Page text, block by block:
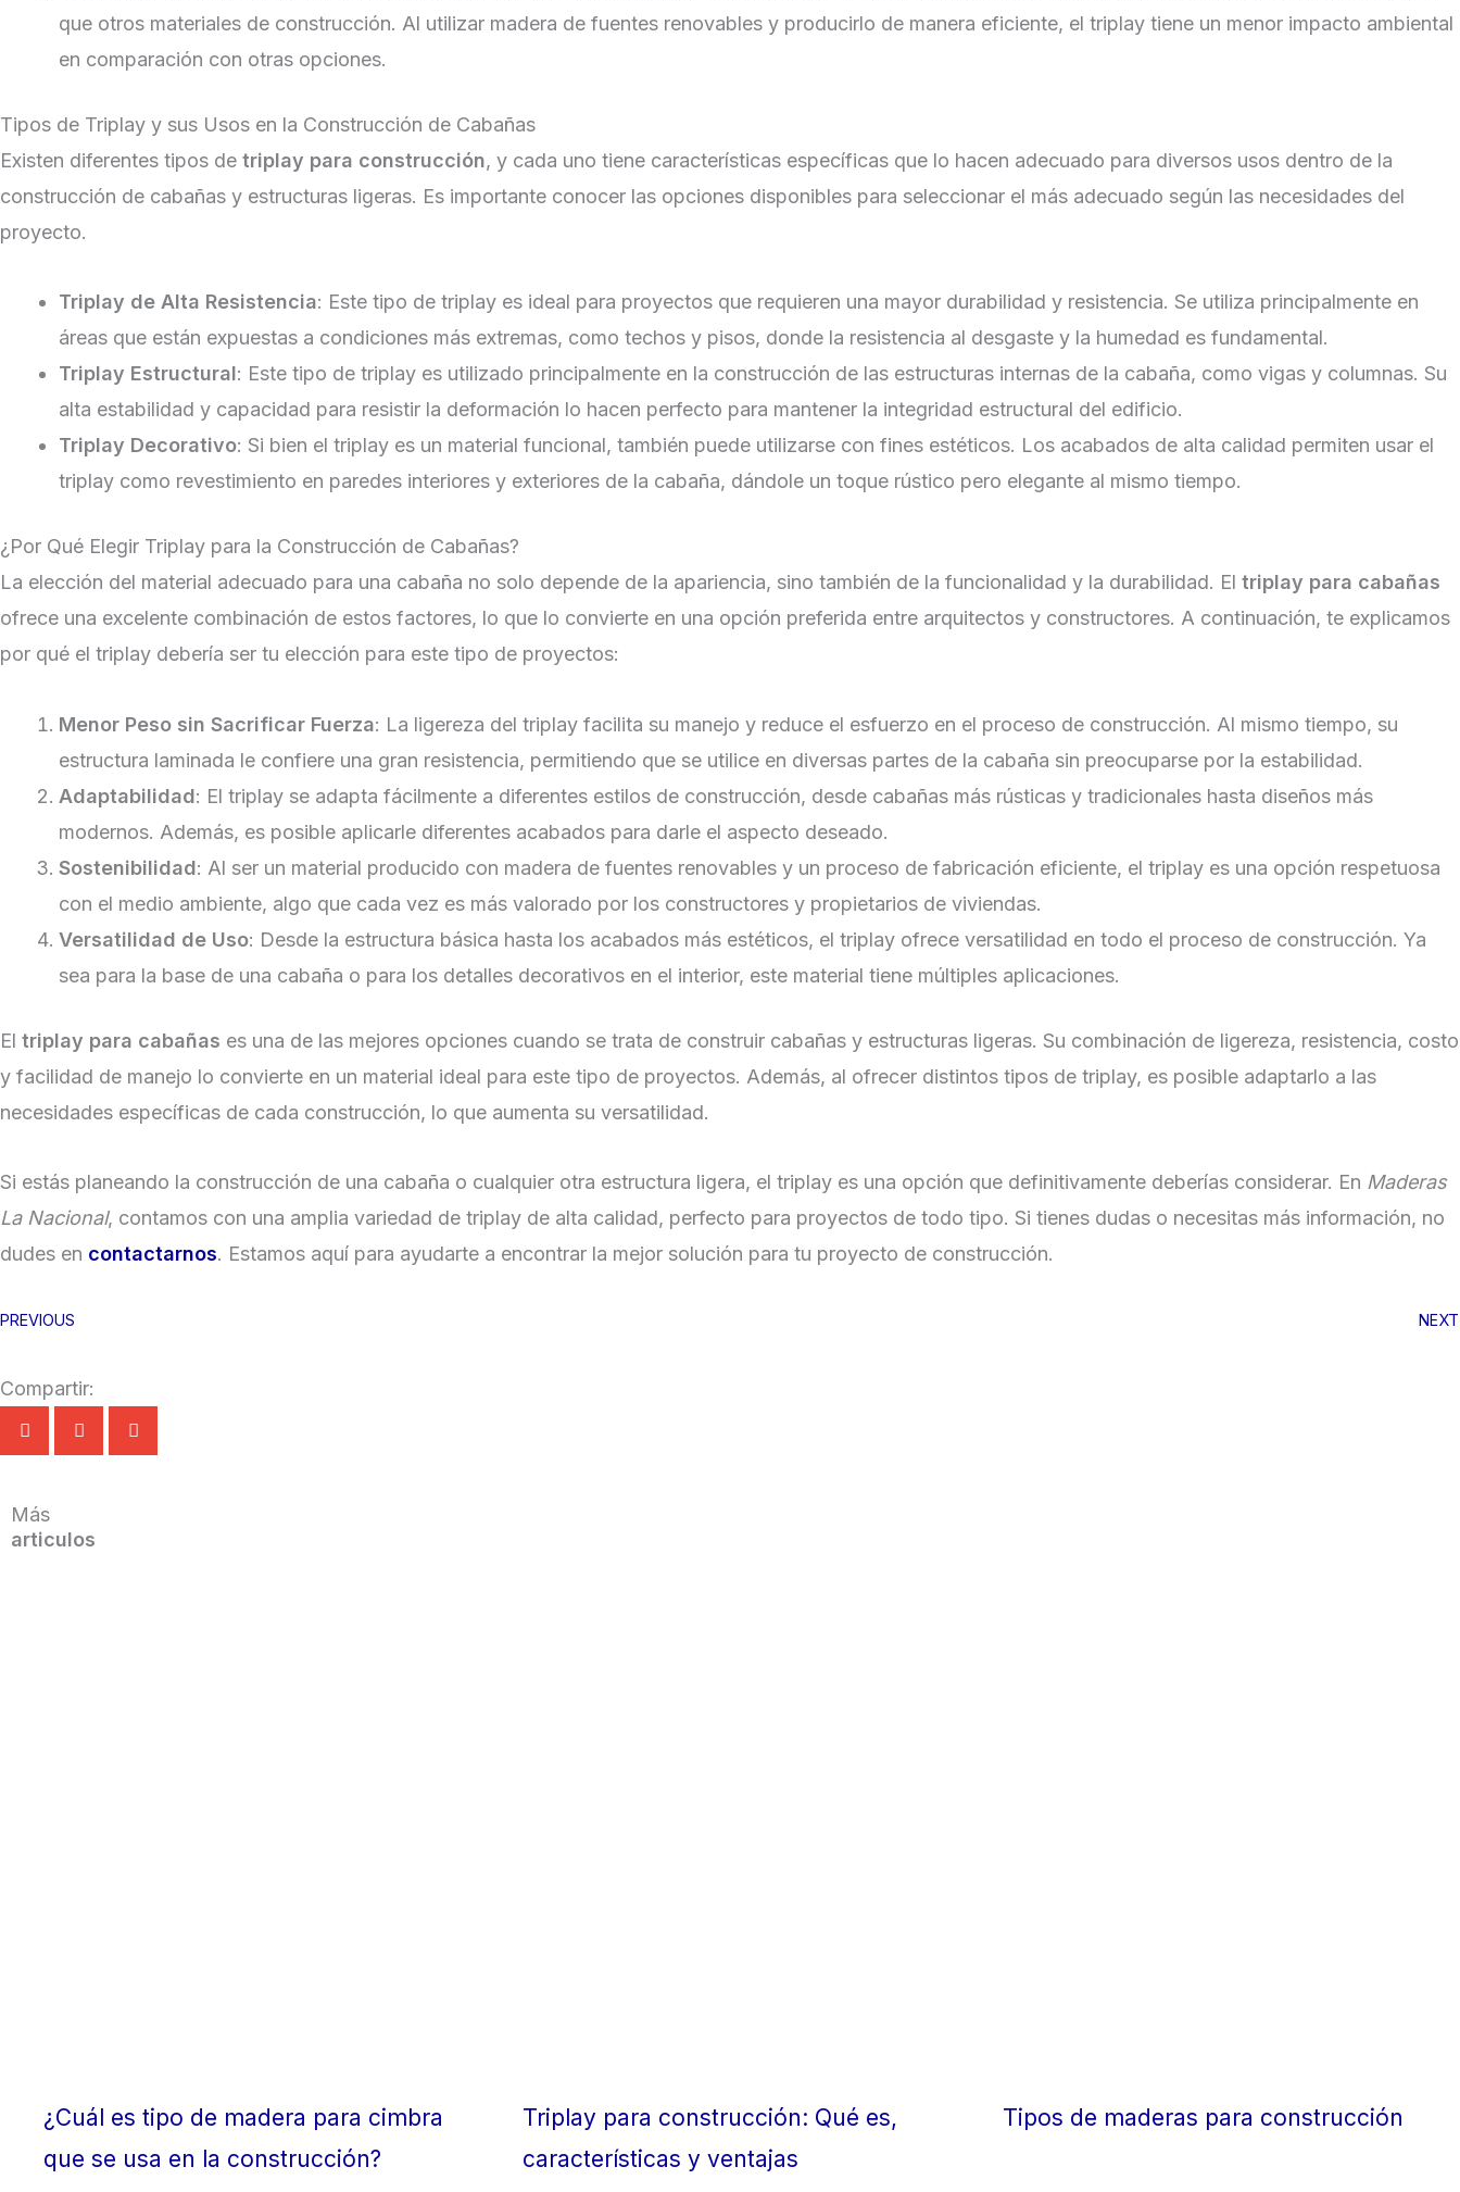
que otros materiales de construcción. Al utilizar madera de fuentes renovables y producirlo de manera eficiente, el triplay tiene un menor impacto ambiental
en comparación con otras opciones.
Tipos de Triplay y sus Usos en la Construcción de Cabañas
Existen diferentes tipos de triplay para construcción, y cada uno tiene características específicas que lo hacen adecuado para diversos usos dentro de la
construcción de cabañas y estructuras ligeras. Es importante conocer las opciones disponibles para seleccionar el más adecuado según las necesidades del
proyecto.
Triplay de Alta Resistencia: Este tipo de triplay es ideal para proyectos que requieren una mayor durabilidad y resistencia. Se utiliza principalmente en
áreas que están expuestas a condiciones más extremas, como techos y pisos, donde la resistencia al desgaste y la humedad es fundamental.
Triplay Estructural: Este tipo de triplay es utilizado principalmente en la construcción de las estructuras internas de la cabaña, como vigas y columnas. Su
alta estabilidad y capacidad para resistir la deformación lo hacen perfecto para mantener la integridad estructural del edificio.
Triplay Decorativo: Si bien el triplay es un material funcional, también puede utilizarse con fines estéticos. Los acabados de alta calidad permiten usar el
triplay como revestimiento en paredes interiores y exteriores de la cabaña, dándole un toque rústico pero elegante al mismo tiempo.
¿Por Qué Elegir Triplay para la Construcción de Cabañas?
La elección del material adecuado para una cabaña no solo depende de la apariencia, sino también de la funcionalidad y la durabilidad. El triplay para cabañas
ofrece una excelente combinación de estos factores, lo que lo convierte en una opción preferida entre arquitectos y constructores. A continuación, te explicamos
por qué el triplay debería ser tu elección para este tipo de proyectos:
Menor Peso sin Sacrificar Fuerza: La ligereza del triplay facilita su manejo y reduce el esfuerzo en el proceso de construcción. Al mismo tiempo, su
estructura laminada le confiere una gran resistencia, permitiendo que se utilice en diversas partes de la cabaña sin preocuparse por la estabilidad.
Adaptabilidad: El triplay se adapta fácilmente a diferentes estilos de construcción, desde cabañas más rústicas y tradicionales hasta diseños más
modernos. Además, es posible aplicarle diferentes acabados para darle el aspecto deseado.
Sostenibilidad: Al ser un material producido con madera de fuentes renovables y un proceso de fabricación eficiente, el triplay es una opción respetuosa
con el medio ambiente, algo que cada vez es más valorado por los constructores y propietarios de viviendas.
Versatilidad de Uso: Desde la estructura básica hasta los acabados más estéticos, el triplay ofrece versatilidad en todo el proceso de construcción. Ya
sea para la base de una cabaña o para los detalles decorativos en el interior, este material tiene múltiples aplicaciones.
El triplay para cabañas es una de las mejores opciones cuando se trata de construir cabañas y estructuras ligeras. Su combinación de ligereza, resistencia, costo
y facilidad de manejo lo convierte en un material ideal para este tipo de proyectos. Además, al ofrecer distintos tipos de triplay, es posible adaptarlo a las
necesidades específicas de cada construcción, lo que aumenta su versatilidad.
Si estás planeando la construcción de una cabaña o cualquier otra estructura ligera, el triplay es una opción que definitivamente deberías considerar. En Maderas
La Nacional, contamos con una amplia variedad de triplay de alta calidad, perfecto para proyectos de todo tipo. Si tienes dudas o necesitas más información, no
dudes en contactarnos. Estamos aquí para ayudarte a encontrar la mejor solución para tu proyecto de construcción.
PREVIOUS NEXT
Compartir:
Más
articulos
¿Cuál es tipo de madera para cimbra
que se usa en la construcción?
Triplay para construcción: Qué es,
características y ventajas
Tipos de maderas para construcción